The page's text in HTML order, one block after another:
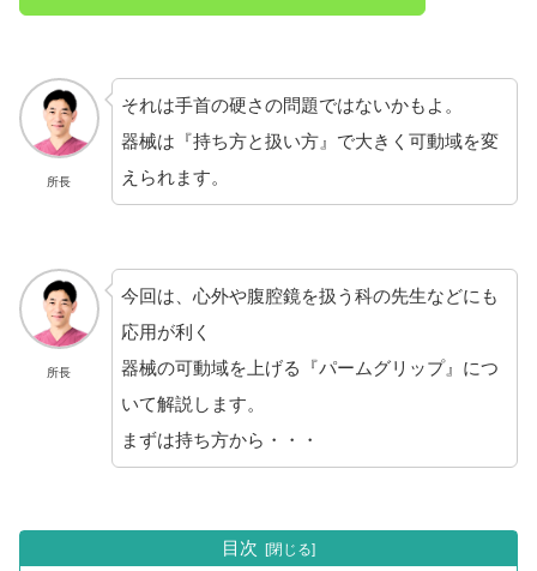
所長
それは手首の硬さの問題ではないかもよ。
器械は『持ち方と扱い方』で大きく可動域を変
えられます。
所長
今回は、心外や腹腔鏡を扱う科の先生などにも
応用が利く
器械の可動域を上げる『パームグリップ』につ
いて解説します。
まずは持ち方から・・・
目次